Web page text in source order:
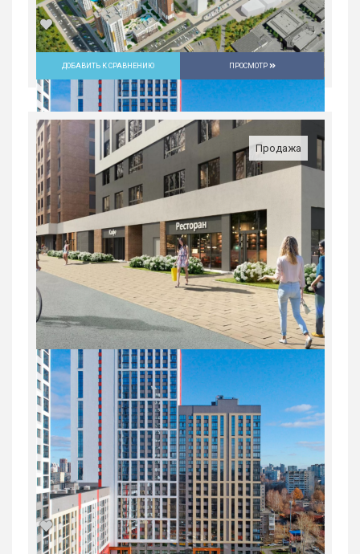
3-комн. квартира в ЖК «Русь» на
ВИЗе...
Россия, Свердловская область,
Екатеринбург
8 963 100 руб.
20/31
ДОБАВИТЬ К СРАВНЕНИЮ ПРОСМОТР
Продажа